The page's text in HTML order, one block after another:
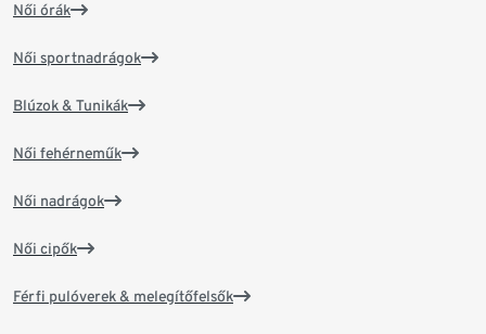
Női órák
Női sportnadrágok
Blúzok & Tunikák
Női fehérneműk
Női nadrágok
Női cipők
Férfi pulóverek & melegítőfelsők